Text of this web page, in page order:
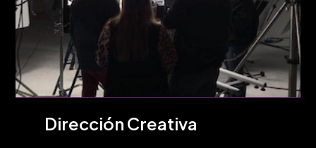
Dirección Creativa